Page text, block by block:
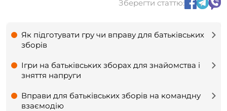
Зберегти статтю:
Як підготувати гру чи вправу для батьківських
зборів
Ігри на батьківських зборах для знайомства і
зняття напруги
Вправи для батьківських зборів на командну
взаємодію